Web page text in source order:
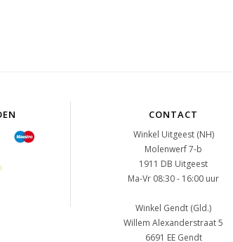
CONTACT
Winkel Uitgeest (NH)
Molenwerf 7-b
1911 DB Uitgeest
Ma-Vr 08:30 - 16:00 uur
Winkel Gendt (Gld.)
Willem Alexanderstraat 5
6691 EE Gendt